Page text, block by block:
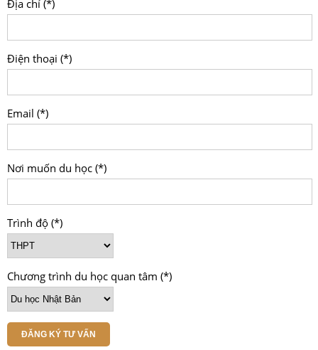
Địa chỉ (*)
Điện thoại (*)
Email (*)
Nơi muốn du học (*)
Trình độ (*)
Chương trình du học quan tâm (*)
ĐĂNG KÝ TƯ VẤN